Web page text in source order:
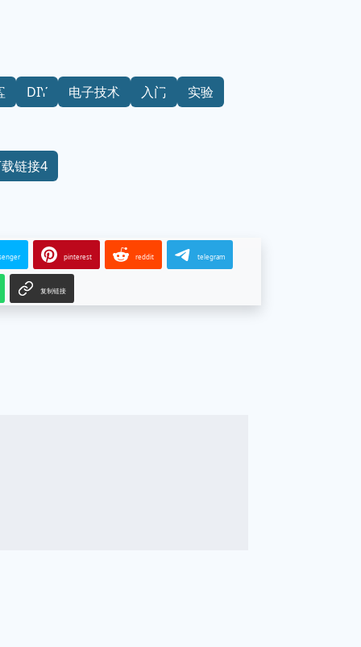
DIY 电子技术 入门 实验
链接4
pinterest reddit telegram
复制链接